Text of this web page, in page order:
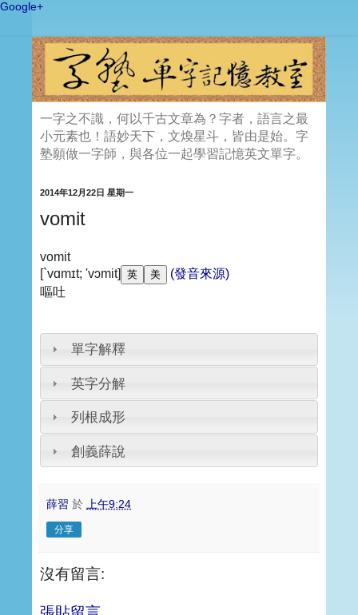
Google+
一字之不識，何以千古文章為？字者，語言之最
小元素也！語妙天下，文煥星斗，皆由是始。字
塾願做一字師，與各位一起學習記憶英文單字。
2014年12月22日 星期一
vomit
vomit
[`vɑmɪt; 'vɔmit]
(發音來源)
嘔吐
單字解釋
英字分解
列根成形
創義薛說
薛習 於 上午9:24
分享
沒有留言: